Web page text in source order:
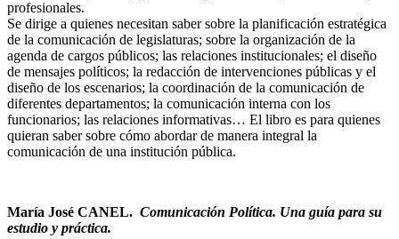
profesionales.
Se dirige a quienes necesitan saber sobre la planificación estratégica
de la comunicación de legislaturas; sobre la organización de la
agenda de cargos públicos; las relaciones institucionales; el diseño
de mensajes políticos; la redacción de intervenciones públicas y el
diseño de los escenarios; la coordinación de la comunicación de
diferentes departamentos; la comunicación interna con los
funcionarios; las relaciones informativas… El libro es para quienes
quieran saber sobre cómo abordar de manera integral la
comunicación de una institución pública.
María José CANEL. Comunicación Política. Una guía para su
estudio y práctica.